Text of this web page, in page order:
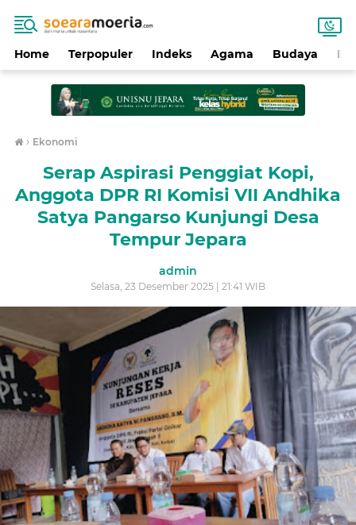
Home Terpopuler Indeks Agama Budaya
› Ekonomi
Serap Aspirasi Penggiat Kopi,
Anggota DPR RI Komisi VII Andhika
Satya Pangarso Kunjungi Desa
Tempur Jepara
admin
Selasa, 23 Desember 2025 | 21:41 WIB